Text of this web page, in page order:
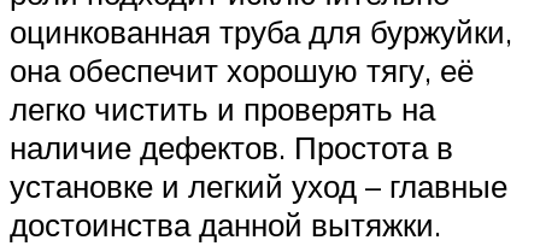
оцинкованная труба для буржуйки,
она обеспечит хорошую тягу, её
легко чистить и проверять на
наличие дефектов. Простота в
установке и легкий уход – главные
достоинства данной вытяжки.